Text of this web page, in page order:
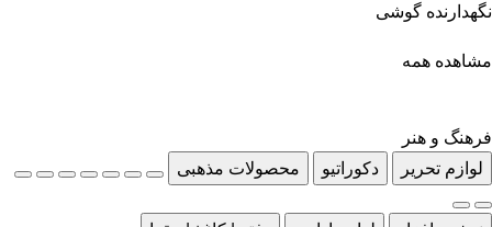
نگهدارنده گوشی
مشاهده همه
فرهنگ و هنر
لوازم تحریر
دکوراتیو محصولات مذهبی